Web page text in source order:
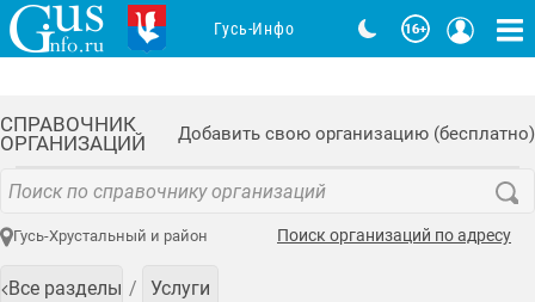
СПРАВОЧНИК
ОРГАНИЗАЦИЙ
Добавить свою организацию (бесплатно)
Гусь-Хрустальный и район Поиск организаций по адресу
Все разделы Услуги
Гусь-Инфо